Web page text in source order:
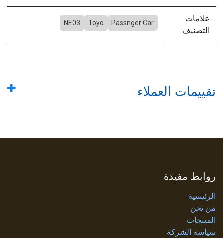
علامات
التصنيف
Passnger Car
Toyo
NE03
تقييمات العملاء
روابط مفيدة
الرئيسية
من نحن
المنتجات
سياسة الشركة